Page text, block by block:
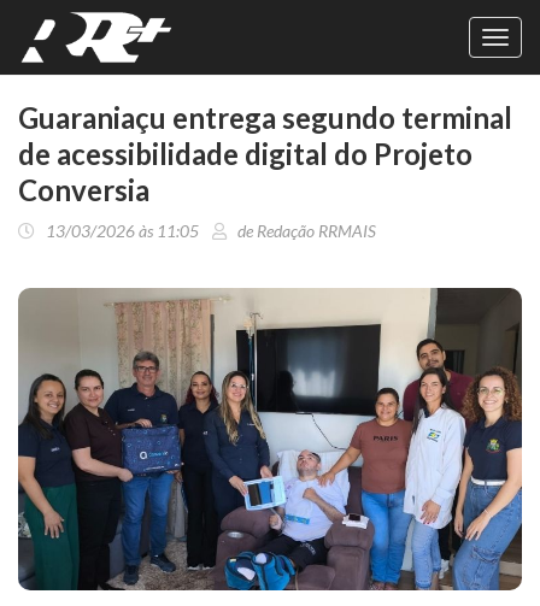
Guaraniaçu entrega segundo terminal
de acessibilidade digital do Projeto
Conversia
13/03/2026 às 11:05 de Redação RRMAIS